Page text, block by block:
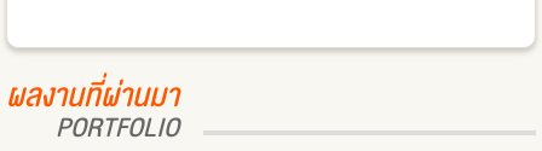
ผลงานที่ผ่านมา
PORTFOLIO